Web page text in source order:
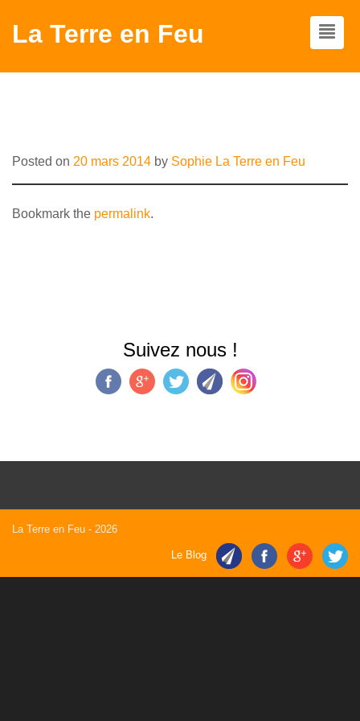
La Terre en Feu
Posted on 20 mars 2014 by Sophie La Terre en Feu
Bookmark the permalink.
Suivez nous !
La Terre en Feu - 2026
Le Blog